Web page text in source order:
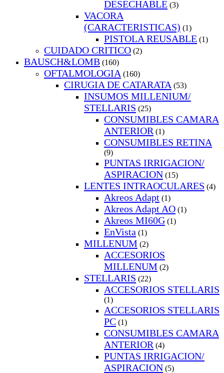
DESECHABLE (3)
VACORA
(CARACTERISTICAS) (1)
PISTOLA REUSABLE (1)
CUIDADO CRITICO (2)
BAUSCH&LOMB (160)
OFTALMOLOGIA (160)
CIRUGIA DE CATARATA (53)
INSUMOS MILLENIUM/
STELLARIS (25)
CONSUMIBLES CAMARA
ANTERIOR (1)
CONSUMIBLES RETINA
(9)
PUNTAS IRRIGACION/
ASPIRACION (15)
LENTES INTRAOCULARES (4)
Akreos Adapt (1)
Akreos Adapt AO (1)
Akreos MI60G (1)
EnVista (1)
MILLENUM (2)
ACCESORIOS
MILLENUM (2)
STELLARIS (22)
ACCESORIOS STELLARIS
(1)
ACCESORIOS STELLARIS
PC (1)
CONSUMIBLES CAMARA
ANTERIOR (4)
PUNTAS IRRIGACION/
ASPIRACION (5)